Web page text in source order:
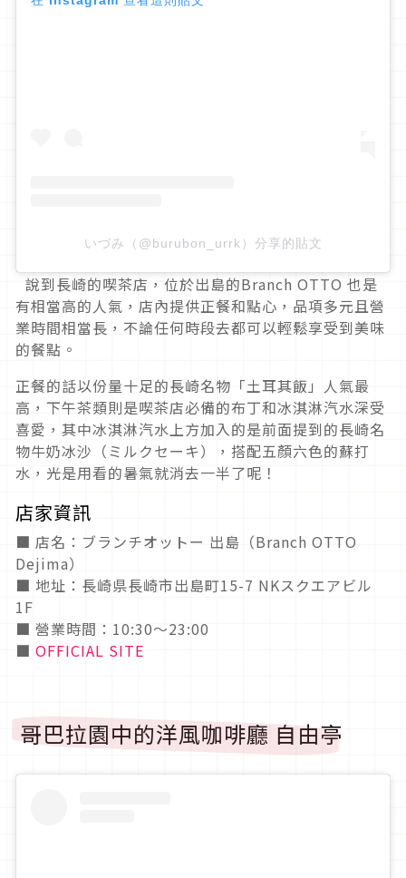
いづみ（@burubon_urrk）分享的貼文
說到長崎的喫茶店，位於出島的Branch OTTO 也是
有相當高的人氣，店內提供正餐和點心，品項多元且營
業時間相當長，不論任何時段去都可以輕鬆享受到美味
的餐點。
正餐的話以份量十足的長崎名物「土耳其飯」人氣最
高，下午茶類則是喫茶店必備的布丁和冰淇淋汽水深受
喜愛，其中冰淇淋汽水上方加入的是前面提到的長崎名
物牛奶冰沙（ミルクセーキ），搭配五顏六色的蘇打
水，光是用看的暑氣就消去一半了呢！
店家資訊
■ 店名：ブランチオットー 出島（Branch OTTO
Dejima）
■ 地址：長崎県長崎市出島町15-7 NKスクエアビル
1F
■ 營業時間：10:30～23:00
■ OFFICIAL SITE
哥巴拉園中的洋風咖啡廳 自由亭